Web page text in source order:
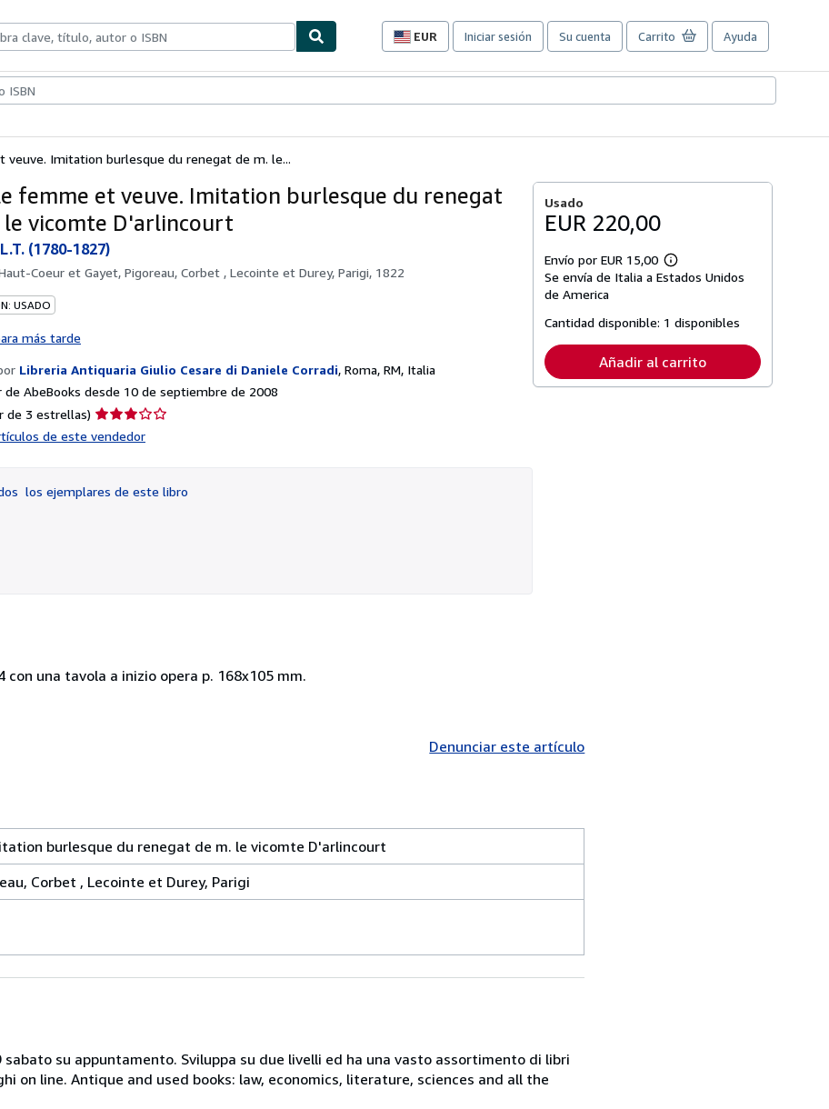
EUR
Preferencias
compra
sitio.
Iniciar sesión Su cuenta Carrito Ayuda
Imitation burlesque du renegat de m. le...
femme et veuve. Imitation burlesque du renegat
le vicomte D'arlincourt
(1780-1827)
Coeur et Gayet, Pigoreau, Corbet , Lecointe et Durey, Parigi, 1822
USADO
más tarde
Libreria Antiquaria Giulio Cesare di Daniele Corradi, Roma, RM, Italia
de AbeBooks desde 10 de septiembre de 2008
de 3 estrellas) Calificación
de este vendedor
los ejemplares de este libro
Usado
EUR 220,00
Envío por EUR 15,00
Más
información
tarifas
envío
Se envía de Italia a Estados Unidos
de America
Cantidad disponible: 1 disponibles
Añadir al carrito
una tavola a inizio opera p. 168x105 mm.
Denunciar este artículo
burlesque du renegat de m. le vicomte D'arlincourt
Corbet , Lecointe et Durey, Parigi
su appuntamento. Sviluppa su due livelli ed ha una vasto assortimento di libri
on line. Antique and used books: law, economics, literature, sciences and all the